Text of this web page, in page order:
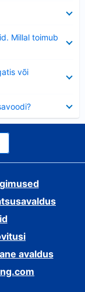
Millal toimub
või
avaldus